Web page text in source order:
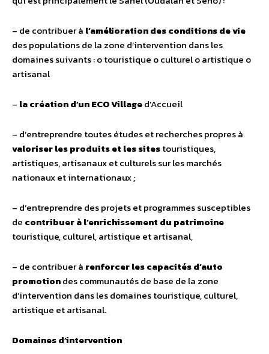
– de contribuer à l’amélioration des conditions de vie
des populations de la zone d’intervention dans les
domaines suivants : o touristique o culturel o artistique o
artisanal
– la création d’un ECO Villaged’Accueil
– d’entreprendre toutes études et recherches propres à
valoriser les produits et les sitestouristiques,
artistiques, artisanaux et culturels sur les marchés
nationaux et internationaux ;
– d’entreprendre des projets et programmes susceptibles
de contribuer à l’enrichissement du patrimoine
touristique, culturel, artistique et artisanal,
– de contribuer à renforcer les capacités d’auto
promotiondes communautés de base de la zone
d’intervention dans les domaines touristique, culturel,
artistique et artisanal.
Domaines d’intervention